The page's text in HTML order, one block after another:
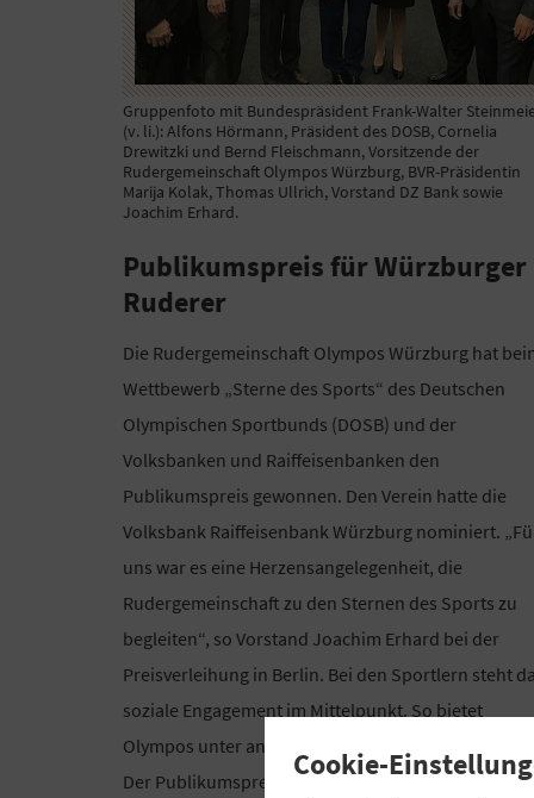
Gruppenfoto mit Bundespräsident Frank-Walter
(v. li.): Alfons Hörmann, Präsident des DOSB, Cornelia
Drewitzki und Bernd Fleischmann, Vorsitzende der
Rudergemeinschaft Olympos Würzburg, BVR-Präsidentin
Marija Kolak, Thomas Ullrich, Vorstand DZ Bank sowie
Joachim Erhard.
Publikumspreis für Würzburger
Ruderer
Die Rudergemeinschaft Olympos Würzburg hat
Wettbewerb „Sterne des Sports“ des Deutschen
Olympischen Sportbunds (DOSB) und der
Volksbanken und Raiffeisenbanken den
Publikumspreis gewonnen. Den Verein hatte die
Volksbank Raiffeisenbank Würzburg nominiert.
uns war es eine Herzensangelegenheit, die
Rudergemeinschaft zu den Sternen des Sports zu
begleiten“, so Vorstand Joachim Erhard bei der
Preisverleihung in Berlin. Bei den Sportlern steht
soziale Engagement im Mittelpunkt. So bietet
Olympos unter anderem Rudern für Behinderte an.
Der Publikumspreis ist mit 2.000 Euro dotiert.
Cookie-